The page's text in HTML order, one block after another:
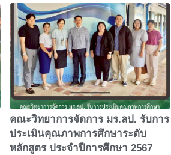
คณะวิทยาการจัดการ มร.ลป. รับการ
ประเมินคุณภาพการศึกษาระดับ
หลักสูตร ประจำปีการศึกษา 2567